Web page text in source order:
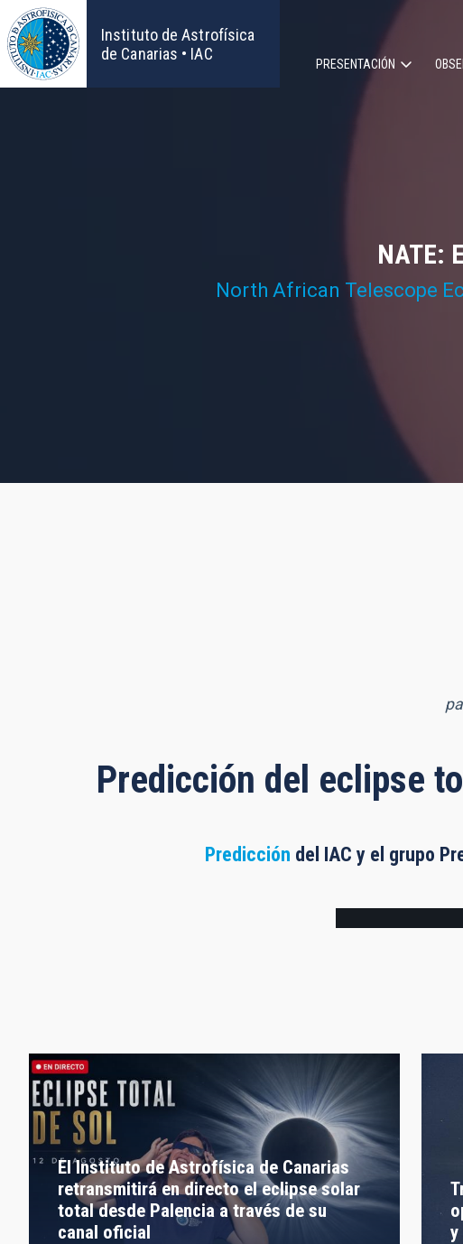
Pasar
al
contenido
principal
Instituto de Astrofísica
de Canarias • IAC
Navegación
principal
PRESENTACIÓN
NATE:
North African Telescope
Predicción del eclipse
Predicción del IAC y el grupo
El Instituto de Astrofísica de Canarias
retransmitirá en directo el eclipse solar
total desde Palencia a través de su
canal oficial
y